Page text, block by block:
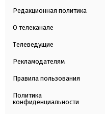
Редакционная политика
О телеканале
Телеведущие
Рекламодателям
Правила пользования
Политика
конфиденциальности